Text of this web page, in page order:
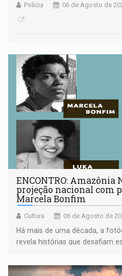
Polícia 06 de Agosto de
ENCONTRO: Amazônia
projeção nacional com
Marcela Bonfim
Cultura 06 de Agosto de
Há mais de uma década, a
revela histórias que desafiam
negras